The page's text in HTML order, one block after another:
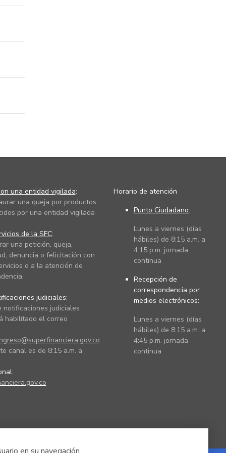
una entidad vigilada:
una queja por productos
por una entidad vigilada
de la SFC:
una petición, queja,
denuncia o felicitación con
o a la atención de
judiciales:
notificaciones judiciales
habilitado el correo
canal es de 8:15 a.m. a
Horario de atención
Punto Ciudadano:
Lunes a viernes (días
hábiles) de 8:15 a.m. a
4:15 p.m. jornada
continua
Recepción de
correspondencia por
medios electrónicos:
Lunes a viernes (días
hábiles) de 8:15 a.m. a
4:45 p.m. jornada
continua